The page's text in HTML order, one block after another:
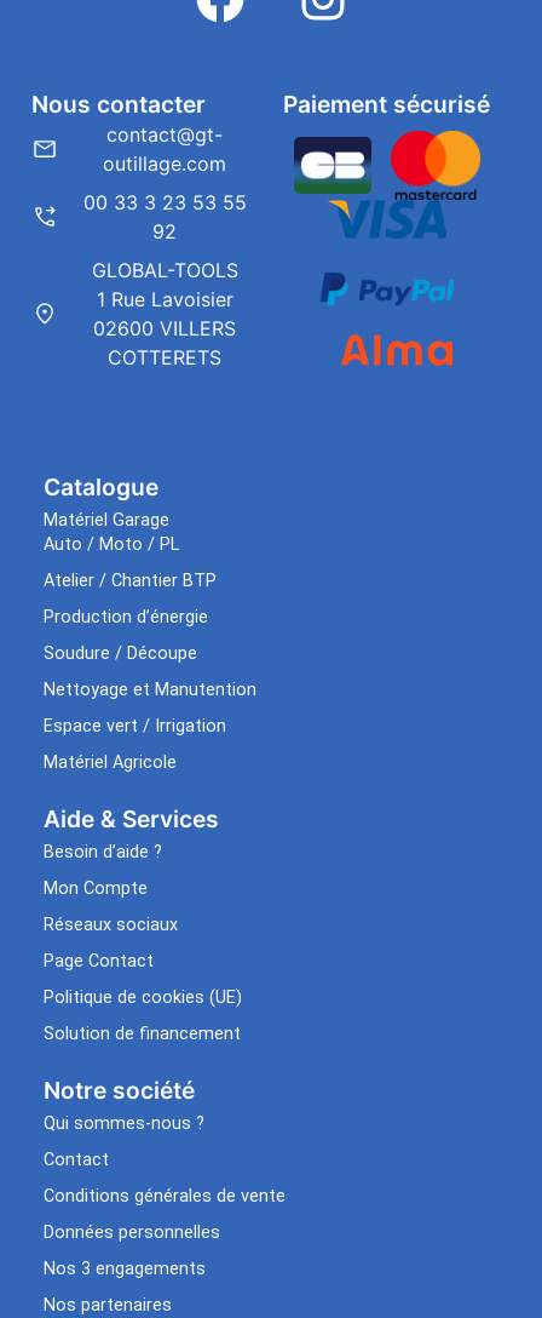
Catalogue
Matériel Garage
Auto / Moto / PL
Atelier / Chantier BTP
Production d’énergie
Soudure / Découpe
Nettoyage et Manutention
Espace vert / Irrigation
Matériel Agricole
Aide & Services​
Besoin d’aide ?
Mon Compte
Réseaux sociaux
Page Contact
Politique de cookies (UE)
Solution de financement
Notre société
Qui sommes-nous ?
Contact
Conditions générales de vente
Données personnelles
Nos 3 engagements
Nos partenaires
Paiement sécurisé
Nous contacter
contact@gt-
outillage.com
00 33 3 23 53 55
92
GLOBAL-TOOLS
1 Rue Lavoisier
02600 VILLERS
COTTERETS